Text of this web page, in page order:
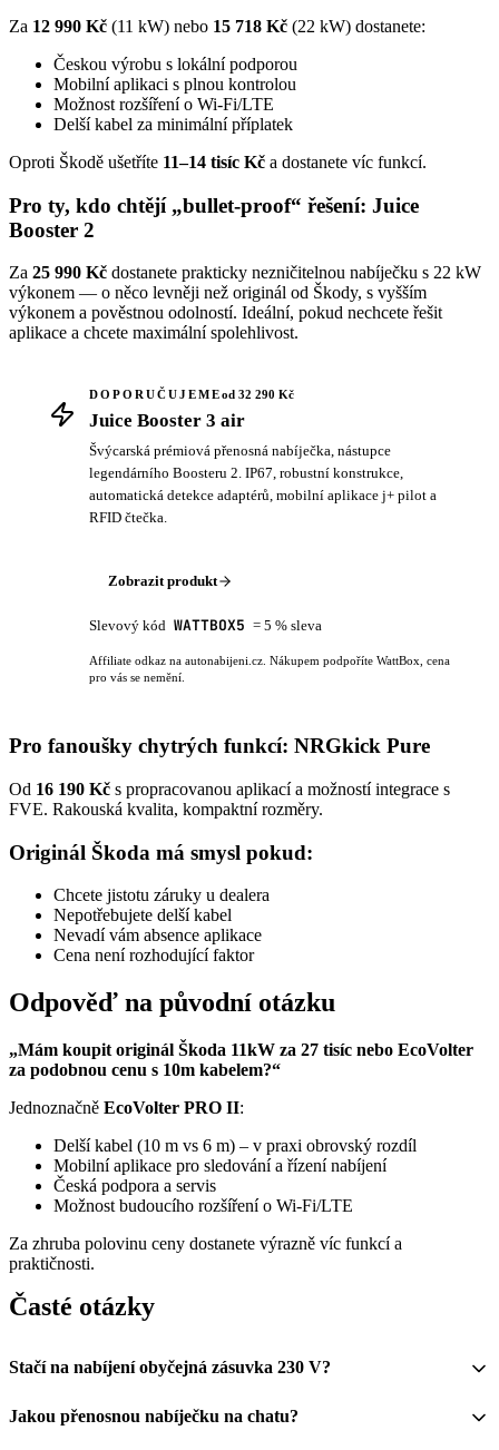
Za 12 990 Kč (11 kW) nebo 15 718 Kč (22 kW) dostanete:
Českou výrobu s lokální podporou
Mobilní aplikaci s plnou kontrolou
Možnost rozšíření o Wi-Fi/LTE
Delší kabel za minimální příplatek
Oproti Škodě ušetříte 11–14 tisíc Kč a dostanete víc funkcí.
Pro ty, kdo chtějí „bullet-proof“ řešení: Juice
Booster 2
Za 25 990 Kč dostanete prakticky nezničitelnou nabíječku s 22 kW
výkonem — o něco levněji než originál od Škody, s vyšším
výkonem a pověstnou odolností. Ideální, pokud nechcete řešit
aplikace a chcete maximální spolehlivost.
DOPORUČUJEMEod 32 290 Kč
Juice Booster 3 air
Švýcarská prémiová přenosná nabíječka, nástupce
legendárního Boosteru 2. IP67, robustní konstrukce,
automatická detekce adaptérů, mobilní aplikace j+ pilot a
RFID čtečka.
Zobrazit produkt
Slevový kód WATTBOX5 = 5 % sleva
Affiliate odkaz na autonabijeni.cz. Nákupem podpoříte WattBox, cena
pro vás se nemění.
Pro fanoušky chytrých funkcí: NRGkick Pure
Od 16 190 Kč s propracovanou aplikací a možností integrace s
FVE. Rakouská kvalita, kompaktní rozměry.
Originál Škoda má smysl pokud:
Chcete jistotu záruky u dealera
Nepotřebujete delší kabel
Nevadí vám absence aplikace
Cena není rozhodující faktor
Odpověď na původní otázku
„Mám koupit originál Škoda 11kW za 27 tisíc nebo EcoVolter
za podobnou cenu s 10m kabelem?“
Jednoznačně EcoVolter PRO II:
Delší kabel (10 m vs 6 m) – v praxi obrovský rozdíl
Mobilní aplikace pro sledování a řízení nabíjení
Česká podpora a servis
Možnost budoucího rozšíření o Wi-Fi/LTE
Za zhruba polovinu ceny dostanete výrazně víc funkcí a
praktičnosti.
Časté otázky
Stačí na nabíjení obyčejná zásuvka 230 V?
Jakou přenosnou nabíječku na chatu?